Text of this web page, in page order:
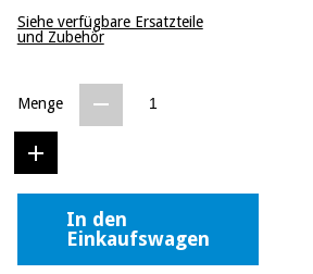
Siehe verfügbare Ersatzteile
und Zubehör
Menge
In den
Einkaufswagen